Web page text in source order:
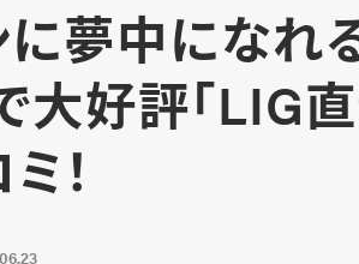
夢中になれ
好評「LIG
！